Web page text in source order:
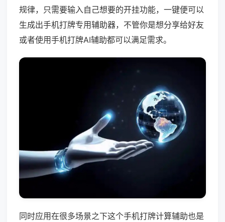
规律，只需要输入自己想要的开挂功能，一键便可以
生成出手机打牌专用辅助器，不管你是想分享给好友
或者使用手机打牌AI辅助都可以满足需求。
同时应用在很多场景之下这个手机打牌计算辅助也是